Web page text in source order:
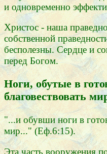
и одновременно
Христос - наша
собственной
бесполезны. Сердце и
перед Богом.
Ноги, обутые в
благовествовать
"...и обувши ноги в
мир..." (Еф.6:15).
Эта часть вооружения